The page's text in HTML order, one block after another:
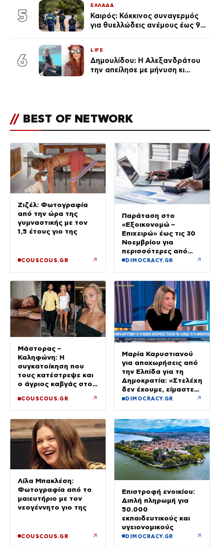
5
ΕΛΛΑΔΑ
Καιρός: Κόκκινος συναγερμός
για θυελλώδεις ανέμους έως 9
6
LIFE
Δημουλίδου: Η Αλεξανδράτου
την απείλησε με μήνυση κι
// BEST OF NETWORK
Ζιζέλ: Φωτογραφία
από την ώρα της
γυμναστικής με τον
1,5 έτους γιο της
COUSCOUS.GR ↗
Παράταση στο
«Εξοικονομώ –
Επιχειρώ» έως τις 30
Νοεμβρίου για
περισσότερες από
400 επιχειρήσεις
DIMOCRACY.GR ↗
Μάστορας –
Καληφώνη: Η
συγκατοίκηση που
τους κατέστρεψε και
ο άγριος καβγάς στο
COUSCOUS.GR ↗
Μαρία Καρυστιανού
για αποχωρήσεις από
την Ελπίδα για τη
Δημοκρατία: «Στελέχη
δεν έχουμε, είμαστε
όλοι απλοί
DIMOCRACY.GR ↗
Λίλα Μπακλέση:
Φωτογραφία από το
μαιευτήριο με τον
νεογέννητο γιο της
COUSCOUS.GR ↗
Επιστροφή ενοικίου:
Διπλή πληρωμή για
50.000
εκπαιδευτικούς και
υγειονομικούς
DIMOCRACY.GR ↗